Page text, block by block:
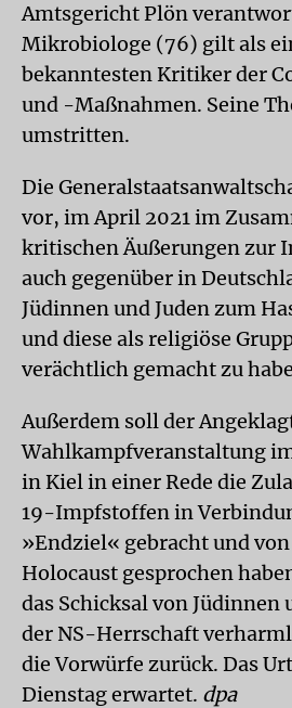
Amtsgericht Plön
Mikrobiologe (76) gilt als
bekanntesten Kritiker der
und -Maßnahmen. Seine
umstritten.
Die
vor, im April 2021 im
kritischen Äußerungen zur
auch gegenüber in
Jüdinnen und Juden zum
und diese als religiöse
verächtlich gemacht zu
Außerdem soll der
Wahlkampfveranstaltung
in Kiel in einer Rede die
19-Impfstoffen in
»Endziel« gebracht und
Holocaust gesprochen
das Schicksal von Jüdinnen
der NS-Herrschaft
die Vorwürfe zurück. Das
Dienstag erwartet. dpa